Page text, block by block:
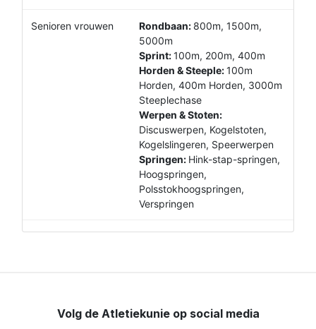
Senioren vrouwen Rondbaan: 800m, 1500m,
5000m
Sprint:100m, 200m, 400m
Horden & Steeple:100m
Horden, 400m Horden, 3000m
Steeplechase
Werpen & Stoten:
Discuswerpen, Kogelstoten,
Kogelslingeren, Speerwerpen
Springen: Hink-stap-springen,
Hoogspringen,
Polsstokhoogspringen,
Verspringen
Volg de Atletiekunie op social media